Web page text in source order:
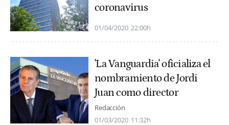
coronavirus
01/04/2020 22:00h
'La Vanguardia' oficializa el
nombramiento de Jordi
Juan como director
Redacción
01/03/2020 11:32h